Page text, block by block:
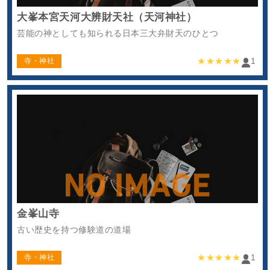
大峯本宮天河大辨財天社（天河神社）
芸能の神としても知られる日本三大弁財天のひとつ
寺・神社 ★★★★★ 1
金峯山寺
古い歴史を持つ修験道の道場
寺・神社 ★★★★★ 1